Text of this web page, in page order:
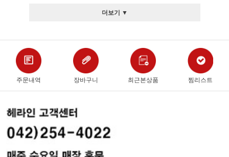
더보기 ▼
주문내역 장바구니 최근본상품 찜리스트